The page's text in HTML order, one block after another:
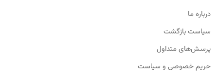
درباره ما
سیاست بازگشت
پرسش‌های متداول
حریم خصوصی و سیاست